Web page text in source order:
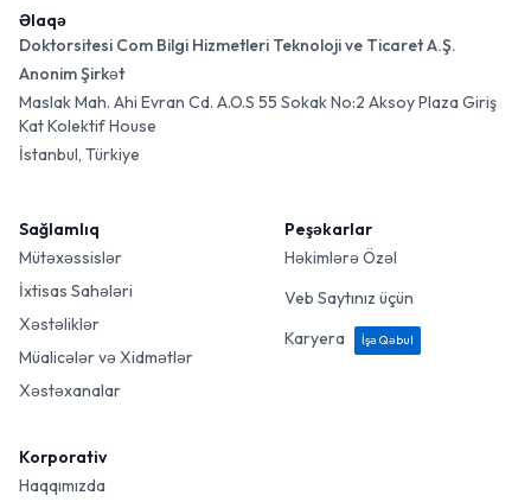
Əlaqə
Doktorsitesi Com Bilgi Hizmetleri Teknoloji ve Ticaret A.Ş.
Anonim Şirkət
Maslak Mah. Ahi Evran Cd. A.O.S 55 Sokak No:2 Aksoy Plaza Giriş
Kat Kolektif House
İstanbul, Türkiye
Sağlamlıq
Mütəxəssislər
İxtisas Sahələri
Xəstəliklər
Müalicələr və Xidmətlər
Xəstəxanalar
Peşəkarlar
Həkimlərə Özəl
Veb Saytınız üçün
Karyera
İşə Qəbul
Korporativ
Haqqımızda